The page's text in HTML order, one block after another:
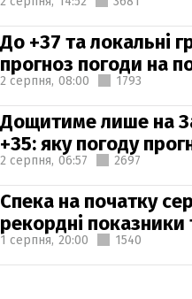
До +37 та локальні
прогноз погоди на
2 серпня, 08:00 1793
Дощитиме лише на
+35: яку погоду
2 серпня, 06:57 2697
Спека на початку
рекордні
1 серпня, 20:00 1540